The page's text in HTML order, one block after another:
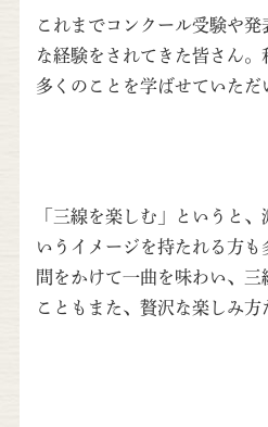
これまでコンクール受験や発
な経験をされてきた皆さん。
多くのことを学ばせていただ
「三線を楽しむ」というと
いうイメージを持たれる方
間をかけて一曲を味わい、三
こともまた、贅沢な楽しみ方